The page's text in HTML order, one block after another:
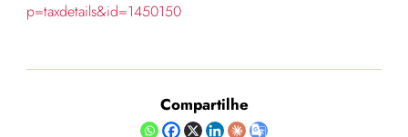
p=taxdetails&id=1450150
Compartilhe